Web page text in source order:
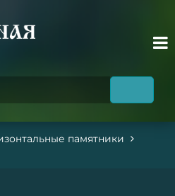
памятники